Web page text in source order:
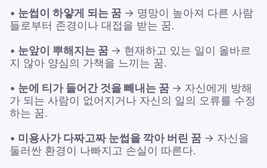
• 눈썹이 하얗게 되는 꿈 → 명망이 높아져 다른 사람
들로부터 존경이나 대접을 받는 꿈.
• 눈앞이 뿌해지는 꿈 → 현재하고 있는 일이 올바르
지 않아 양심의 가책을 느끼는 꿈.
• 눈에 티가 들어간 것을 빼내는 꿈 → 자신에게 방해
가 되는 사람이 없어지거나 자신의 일의 오류를 수정
하는 꿈.
• 미용사가 다짜고짜 눈썹을 깍아 버린 꿈 → 자신을
둘러싼 환경이 나빠지고 손실이 따른다.